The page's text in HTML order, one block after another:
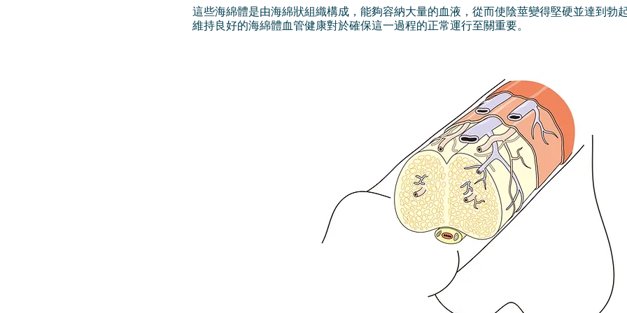
這些海綿體是由海綿狀組織構成，能夠容納大量的血液， 從而使陰莖變得堅硬並達到勃起
維持良好的海綿體血管健康對於確保這一過程的正常運行至關重要。